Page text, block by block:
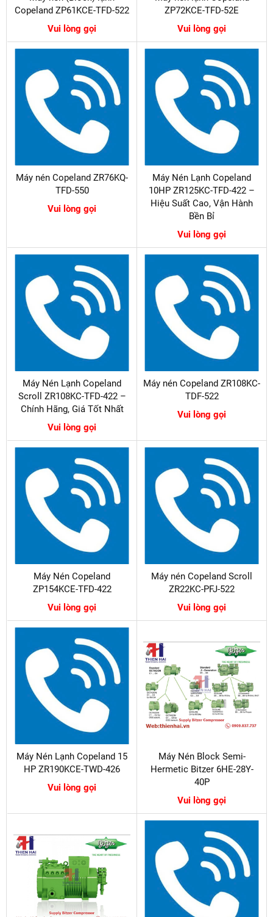
Copeland ZP61KCE-TFD-522
Vui lòng gọi
ZP72KCE-TFD-52E
Vui lòng gọi
Máy nén Copeland ZR76KQ-
TFD-550
Vui lòng gọi
Máy Nén Lạnh Copeland
10HP ZR125KC-TFD-422 –
Hiệu Suất Cao, Vận Hành
Bền Bỉ
Vui lòng gọi
Máy Nén Lạnh Copeland
Scroll ZR108KC-TFD-422 –
Chính Hãng, Giá Tốt Nhất
Vui lòng gọi
Máy nén Copeland ZR108KC-
TDF-522
Vui lòng gọi
Máy Nén Copeland
ZP154KCE-TFD-422
Vui lòng gọi
Máy nén Copeland Scroll
ZR22KC-PFJ-522
Vui lòng gọi
Máy Nén Lạnh Copeland 15
HP ZR190KCE-TWD-426
Vui lòng gọi
Máy Nén Block Semi-
Hermetic Bitzer 6HE-28Y-
40P
Vui lòng gọi